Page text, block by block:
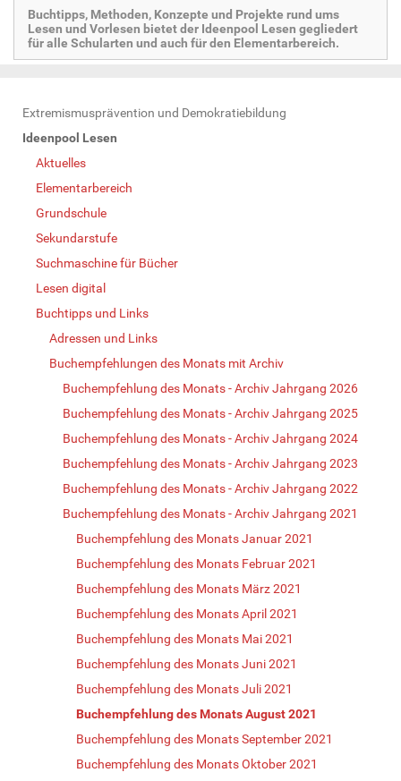
Buchtipps, Methoden, Konzepte und Projekte rund ums
Lesen und Vorlesen bietet der Ideenpool Lesen gegliedert
für alle Schularten und auch für den Elementarbereich.
N
a
Extremismusprävention und Demokratiebildung
Ideenpool Lesen
Aktuelles
Elementarbereich
Grundschule
Sekundarstufe
Suchmaschine für Bücher
Lesen digital
Buchtipps und Links
Adressen und Links
Buchempfehlungen des Monats mit Archiv
Buchempfehlung des Monats - Archiv Jahrgang 2026
Buchempfehlung des Monats - Archiv Jahrgang 2025
Buchempfehlung des Monats - Archiv Jahrgang 2024
Buchempfehlung des Monats - Archiv Jahrgang 2023
Buchempfehlung des Monats - Archiv Jahrgang 2022
Buchempfehlung des Monats - Archiv Jahrgang 2021
Buchempfehlung des Monats Januar 2021
Buchempfehlung des Monats Februar 2021
Buchempfehlung des Monats März 2021
Buchempfehlung des Monats April 2021
Buchempfehlung des Monats Mai 2021
Buchempfehlung des Monats Juni 2021
Buchempfehlung des Monats Juli 2021
Buchempfehlung des Monats August 2021
Buchempfehlung des Monats September 2021
Buchempfehlung des Monats Oktober 2021